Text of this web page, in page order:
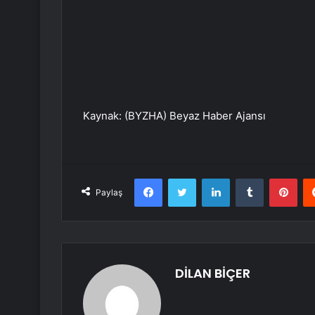
Kaynak: (BYZHA) Beyaz Haber Ajansı
Paylaş
FacebookTwitter LinkedInTumblr
DİLAN BİÇER